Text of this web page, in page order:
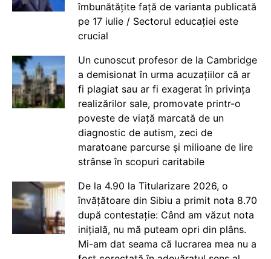
îmbunătățite față de varianta publicată
pe 17 iulie / Sectorul educației este
crucial
Un cunoscut profesor de la Cambridge
a demisionat în urma acuzațiilor că ar
fi plagiat sau ar fi exagerat în privința
realizărilor sale, promovate printr-o
poveste de viață marcată de un
diagnostic de autism, zeci de
maratoane parcurse și milioane de lire
strânse în scopuri caritabile
De la 4.90 la Titularizare 2026, o
învățătoare din Sibiu a primit nota 8.70
după contestație: Când am văzut nota
inițială, nu mă puteam opri din plâns.
Mi-am dat seama că lucrarea mea nu a